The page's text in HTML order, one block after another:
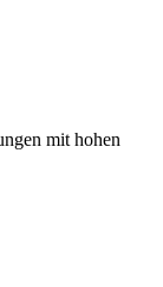
mit hohen